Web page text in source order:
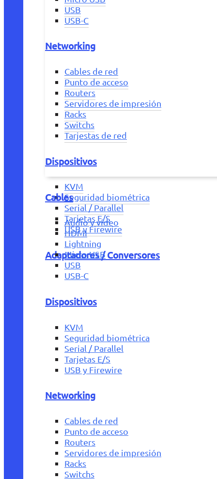
USB
USB-C
Networking
Cables de red
Punto de acceso
Routers
Servidores de impresión
Racks
Switchs
Tarjestas de red
Dispositivos
KVM
Seguridad biométrica
Serial / Parallel
Tarjetas E/S
USB y Firewire
Adaptadores / Conversores
Cables
Audio y vídeo
HDMI
Lightning
Micro USB
USB
USB-C
Dispositivos
KVM
Seguridad biométrica
Serial / Parallel
Tarjetas E/S
USB y Firewire
Networking
Cables de red
Punto de acceso
Routers
Servidores de impresión
Racks
Switchs